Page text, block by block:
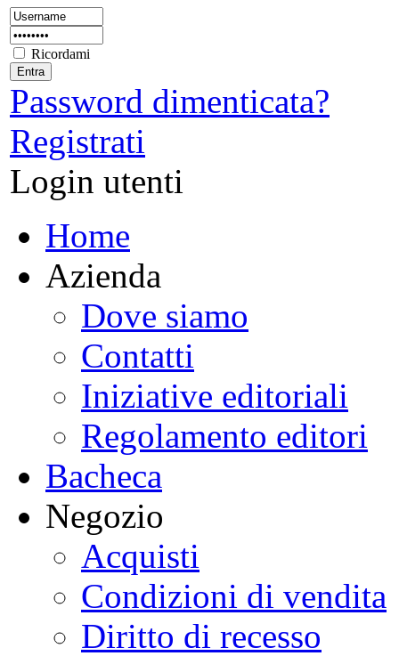
Ricordami
Password dimenticata?
Registrati
Login utenti
Home
Azienda
Dove siamo
Contatti
Iniziative editoriali
Regolamento editori
Bacheca
Negozio
Acquisti
Condizioni di vendita
Diritto di recesso